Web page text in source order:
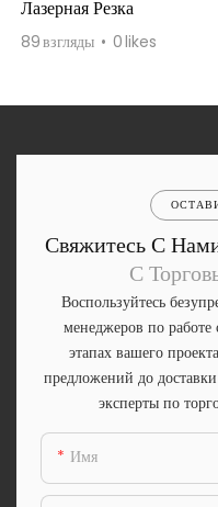
Лазерная Резка
89взгляды 0likes
Свяжитесь С
С
Воспользуйтесь
менеджеров по
этапах вашего
предложений до
эксперты по
Имя